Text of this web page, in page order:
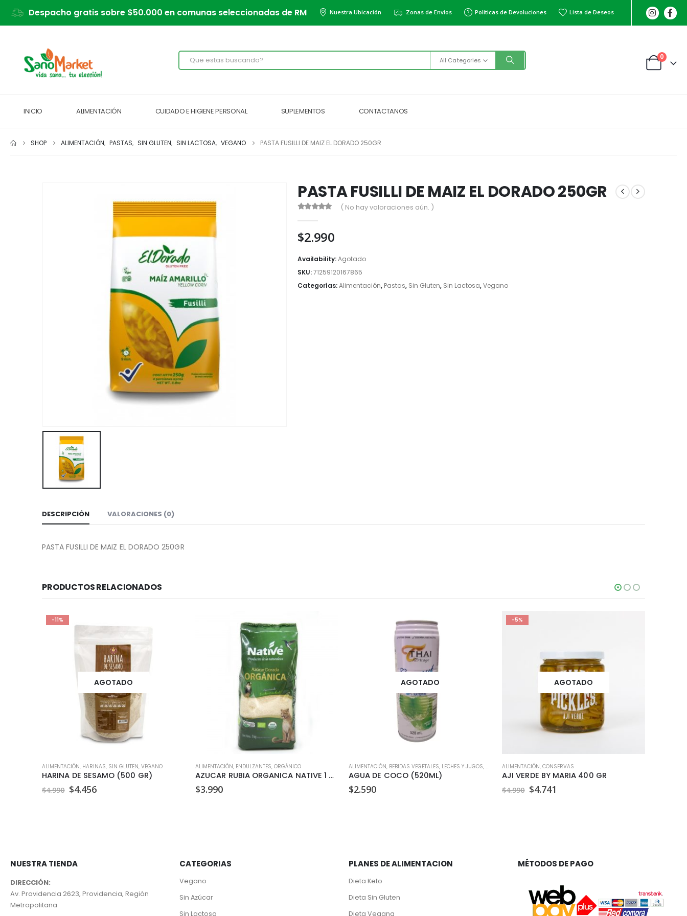
Despacho gratis sobre $50.000 en comunas seleccionadas de RM Nuestra Ubicación Zonas de Envios Politicas de Devoluciones Lista de Deseos
All Categories 0
INICIO ALIMENTACIÓN CUIDADO E HIGIENE PERSONAL SUPLEMENTOS CONTACTANOS
SHOP ALIMENTACIÓN, PASTAS, SIN GLUTEN, SIN LACTOSA, VEGANO PASTA FUSILLI DE MAIZ EL DORADO 250GR
PASTA FUSILLI DE MAIZ EL DORADO 250GR
( No hay valoraciones aún. )
$2.990
Availability:Agotado
SKU:71259120167865
Categorías:Alimentación, Pastas, Sin Gluten, Sin Lactosa,Vegano
DESCRIPCIÓN VALORACIONES (0)
PASTA FUSILLI DE MAIZ EL DORADO 250GR
PRODUCTOS RELACIONADOS
-11%
AGOTADO
ALIMENTACIÓN, HARINAS, SIN GLUTEN, VEGANO
HARINA DE SESAMO (500 GR)
$4.990 El
$4.456El
ALIMENTACIÓN, ENDULZANTES, ORGÁNICO
AZUCAR RUBIA ORGANICA NATIVE 1 KG
$3.990
AGOTADO
ALIMENTACIÓN, BEBIDAS VEGETALES, LECHES Y JUGOS, VEGANO
AGUA DE COCO (520ML)
$2.590
-5%
AGOTADO
ALIMENTACIÓN, CONSERVAS
AJI VERDE BY MARIA 400 GR
$4.990 El
$4.741
NUESTRA TIENDA
DIRECCIÓN:
Av. Providencia 2623, Providencia, Región
Metropolitana
CATEGORIAS
Vegano
Sin Azúcar
Sin Lactosa
PLANES DE ALIMENTACION
Dieta Keto
Dieta Sin Gluten
Dieta Vegana
MÉTODOS DE PAGO